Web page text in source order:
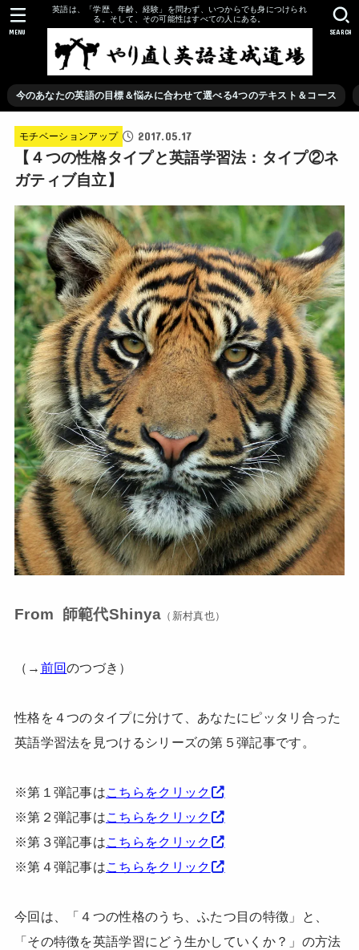
英語は、「学歴、年齢、経験」を問わず、いつからでも身につけられ
る。そして、その可能性はすべての人にある。
今のあなたの英語の目標＆悩みに合わせて選べる4つのテキスト＆コース
SEARCH
MENU
モチベーションアップ 2017.05.17
【４つの性格タイプと英語学習法：タイプ②ネ
ガティブ自立】
From 師範代Shinya （新村真也）
（→ 前回のつづき）
性格を４つのタイプに分けて、あなたにピッタリ合った
英語学習法を見つけるシリーズの第５弾記事です。
※第１弾記事はこちらをクリック
※第２弾記事はこちらをクリック
※第３弾記事はこちらをクリック
※第４弾記事はこちらをクリック
今回は、「４つの性格のうち、ふたつ目の特徴」と、
「その特徴を英語学習にどう生かしていくか？」の方法